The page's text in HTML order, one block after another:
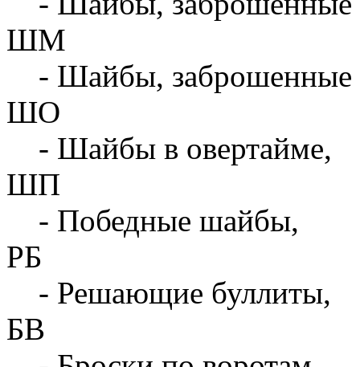
ШМ
- Шайбы, заброшенные
ШО
- Шайбы в овертайме,
ШП
- Победные шайбы,
РБ
- Решающие буллиты,
БВ